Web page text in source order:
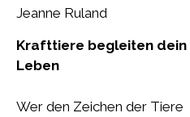
Jeanne Ruland
Krafttiere begleiten dein
Leben
Wer den Zeichen der Tiere